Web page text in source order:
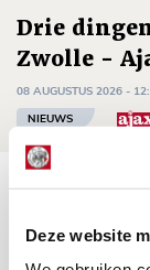
Deze website
Drie
Zwolle -
08 AUGUSTUS 2026 -
NIEUWS
Míchels